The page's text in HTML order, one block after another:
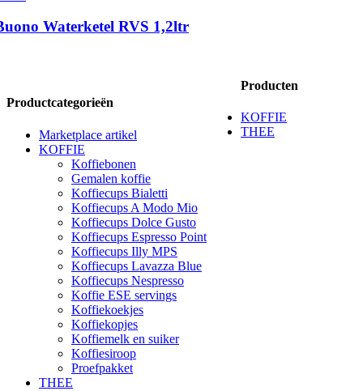
Waterketel RVS 1,2ltr
Productcategorieën
Marketplace artikel
KOFFIE
Koffiebonen
Gemalen koffie
Koffiecups Bialetti
Koffiecups A Modo Mio
Koffiecups Dolce Gusto
Koffiecups Espresso Point
Koffiecups Illy MPS
Koffiecups Lavazza Blue
Koffiecups Nespresso
Koffie ESE servings
Koffiekoekjes
Koffiekopjes
Koffiemelk en suiker
Koffiesiroop
Proefpakket
THEE
Producten
KOFFIE
THEE